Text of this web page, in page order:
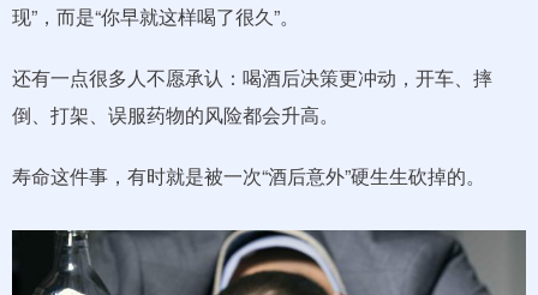
现”，而是“你早就这样喝了很久”。
还有一点很多人不愿承认：喝酒后决策更冲动，开车、摔
倒、打架、误服药物的风险都会升高。
寿命这件事，有时就是被一次“酒后意外”硬生生砍掉的。